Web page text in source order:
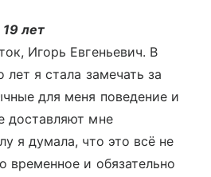
лет
Игорь Евгеньевич. В
лет я стала замечать за
для меня поведение и
доставляют мне
я думала, что это всё не
временное и обязательно